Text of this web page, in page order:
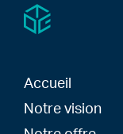
Accueil
Notre vision